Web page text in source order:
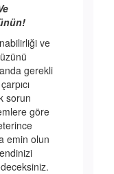
ve
gerekli
sorun
göre
emin olun